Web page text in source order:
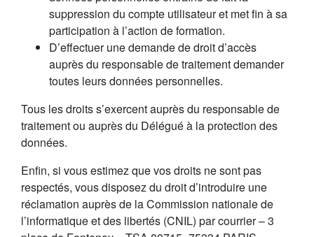
suppression du compte utilisateur et met fin à sa
participation à l’action de formation.
D’effectuer une demande de droit d’accès
auprès du responsable de traitement demander
toutes leurs données personnelles.
Tous les droits s’exercent auprès du responsable de
traitement ou auprès du Délégué à la protection des
données.
Enfin, si vous estimez que vos droits ne sont pas
respectés, vous disposez du droit d’introduire une
réclamation auprès de la Commission nationale de
l’informatique et des libertés (CNIL) par courrier – 3